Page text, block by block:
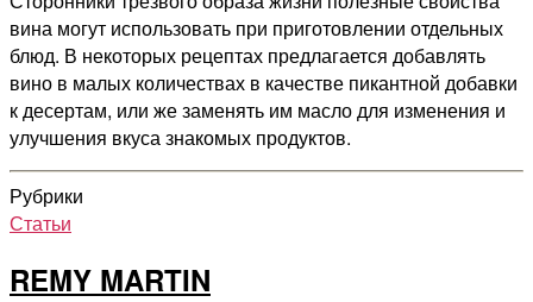
вина могут использовать при приготовлении отдельных
блюд. В некоторых рецептах предлагается добавлять
вино в малых количествах в качестве пикантной добавки
к десертам, или же заменять им масло для изменения и
улучшения вкуса знакомых продуктов.
Рубрики
Статьи
REMY MARTIN